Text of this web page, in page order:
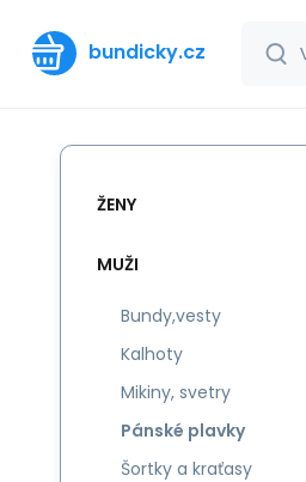
bundicky.cz
ŽENY
MUŽI
Bundy,vesty
Kalhoty
Mikiny, svetry
Pánské plavky
Šortky a kraťasy